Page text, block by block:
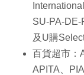
SU-PA-DE-
及U購
百貨超市：
APITA、